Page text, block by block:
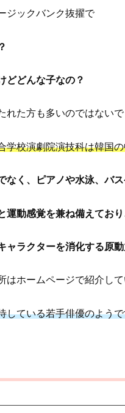
ジックバンク抜擢で
どどんな子なの？
れた方も多いのではないで
学校演劇院演技科は韓国
なく、ピアノや水泳、バ
運動感覚を兼ね備えており
ャラクターを消化する原動
はホームページで紹介して
している若手俳優のよう